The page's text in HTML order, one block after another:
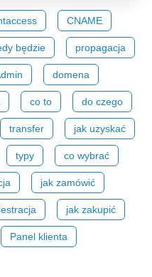
CNAME
będzie propagacja
domena
co to do czego
transfer jak uzyskać
typy co wybrać
jak zamówić
jak zakupić
Panel klienta